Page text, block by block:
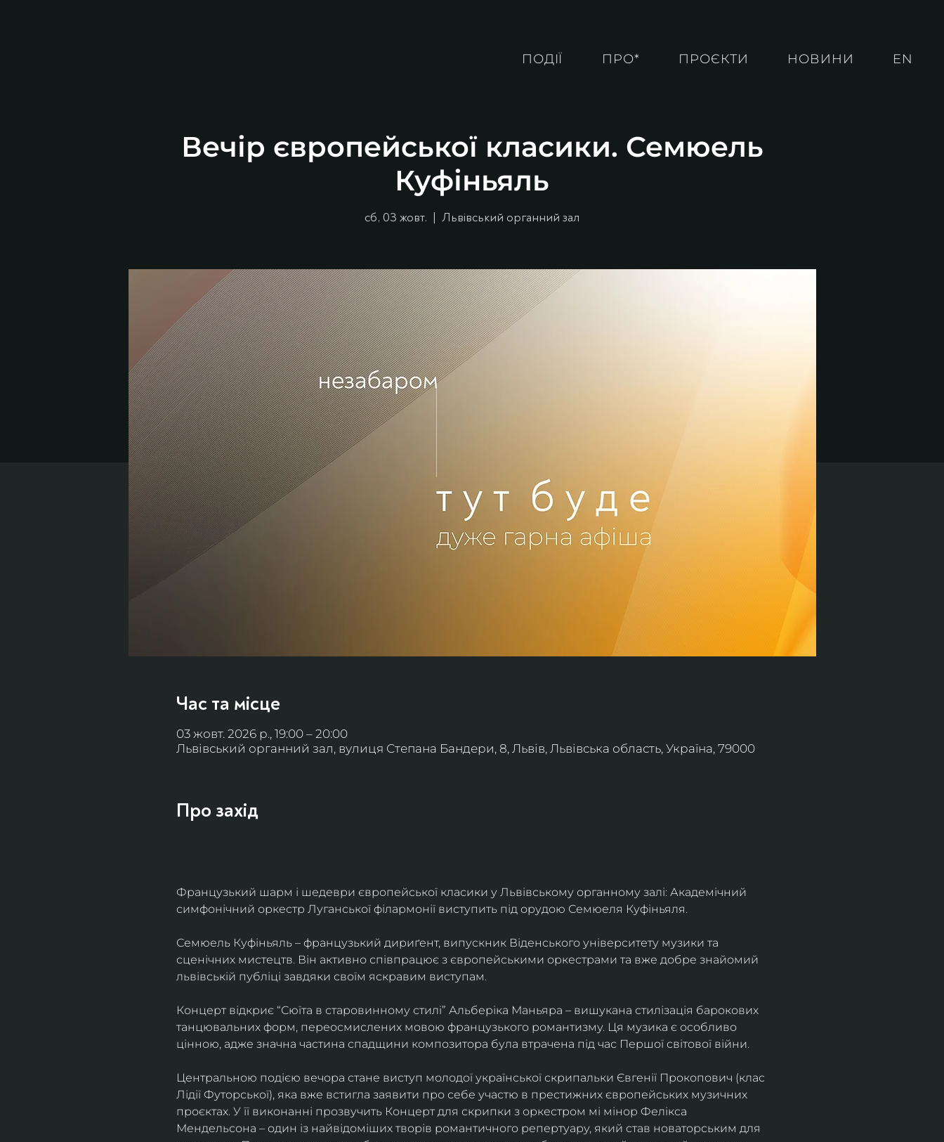
ПОДІЇ ПРО* ПРОЄКТИ НОВИНИ EN
Вечір європейської класики. Семюель
Куфіньяль
сб, 03 жовт.
  |
Львівський органний зал
Час та місце
03 жовт. 2026 р., 19:00 – 20:00
Львівський органний зал, вулиця Степана Бандери, 8, Львів, Львівська область, Україна, 79000
Про захід
Французький шарм і шедеври європейської класики у Львівському органному залі: Академічний
симфонічний оркестр Луганської філармонії виступить під орудою Семюеля Куфіньяля.
Семюель Куфіньяль – французький дириґент, випускник Віденського університету музики та
сценічних мистецтв. Він активно співпрацює з європейськими оркестрами та вже добре знайомий
львівській публіці завдяки своїм яскравим виступам.
Концерт відкриє “Сюїта в старовинному стилі” Альберіка Маньяра – вишукана стилізація барокових
танцювальних форм, переосмислених мовою французького романтизму. Ця музика є особливо
цінною, адже значна частина спадщини композитора була втрачена під час Першої світової війни.
Центральною подією вечора стане виступ молодої української скрипальки Євгенії Прокопович (клас
Лідії Футорської), яка вже встигла заявити про себе участю в престижних європейських музичних
проєктах. У її виконанні прозвучить Концерт для скрипки з оркестром мі мінор Фелікса
Мендельсона – один із найвідоміших творів романтичного репертуару, який став новаторським для